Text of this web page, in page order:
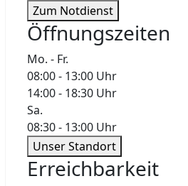
Zum Notdienst
Öffnungszeiten
Mo. - Fr.
08:00 - 13:00 Uhr
14:00 - 18:30 Uhr
Sa.
08:30 - 13:00 Uhr
Unser Standort
Erreichbarkeit